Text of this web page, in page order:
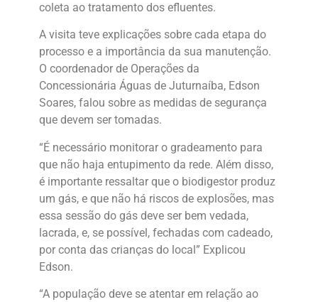
coleta ao tratamento dos efluentes.
A visita teve explicações sobre cada etapa do
processo e a importância da sua manutenção.
O coordenador de Operações da
Concessionária Águas de Juturnaíba, Edson
Soares, falou sobre as medidas de segurança
que devem ser tomadas.
“É necessário monitorar o gradeamento para
que não haja entupimento da rede. Além disso,
é importante ressaltar que o biodigestor produz
um gás, e que não há riscos de explosões, mas
essa sessão do gás deve ser bem vedada,
lacrada, e, se possível, fechadas com cadeado,
por conta das crianças do local” Explicou
Edson.
“A população deve se atentar em relação ao